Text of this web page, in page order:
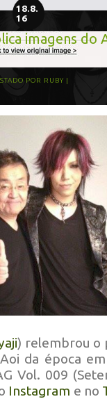
18.8.
16
imagens do
POR RUBY
) relembrou o
da época
Vol. 009
Instagram e no